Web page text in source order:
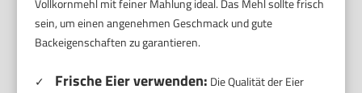
Vollkornmehl mit feiner Mahlung ideal. Das Mehl sollte frisch
sein, um einen angenehmen Geschmack und gute
Backeigenschaften zu garantieren.
✓ Frische Eier verwenden: Die Qualität der Eier